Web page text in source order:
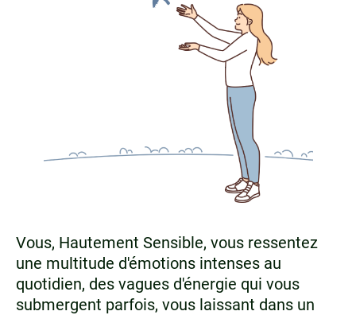
Vous, Hautement Sensible, vous ressentez
une multitude d'émotions intenses au
quotidien, des vagues d'énergie qui vous
submergent parfois, vous laissant dans un